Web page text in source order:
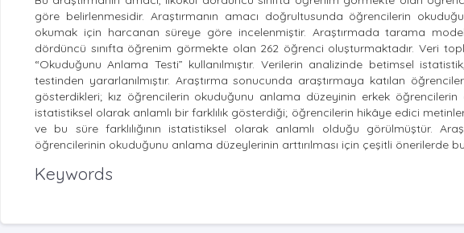
göre belirlenmesidir. Araştırmanın amacı doğrultusunda öğrencilerin
okumak için harcanan süreye göre incelenmiştir. Araştırmada tarama modeli
dördüncü sınıfta öğrenim görmekte olan 262 öğrenci oluşturmaktadır. Veri
“Okuduğunu Anlama Testi” kullanılmıştır. Verilerin analizinde betimsel
testinden yararlanılmıştır. Araştırma sonucunda araştırmaya katılan
gösterdikleri; kız öğrencilerin okuduğunu anlama düzeyinin erkek
istatistiksel olarak anlamlı bir farklılık gösterdiği; öğrencilerin hikâye edici
ve bu süre farklılığının istatistiksel olarak anlamlı olduğu görülmüştür.
öğrencilerinin okuduğunu anlama düzeylerinin arttırılması için çeşitli önerilerde
Keywords